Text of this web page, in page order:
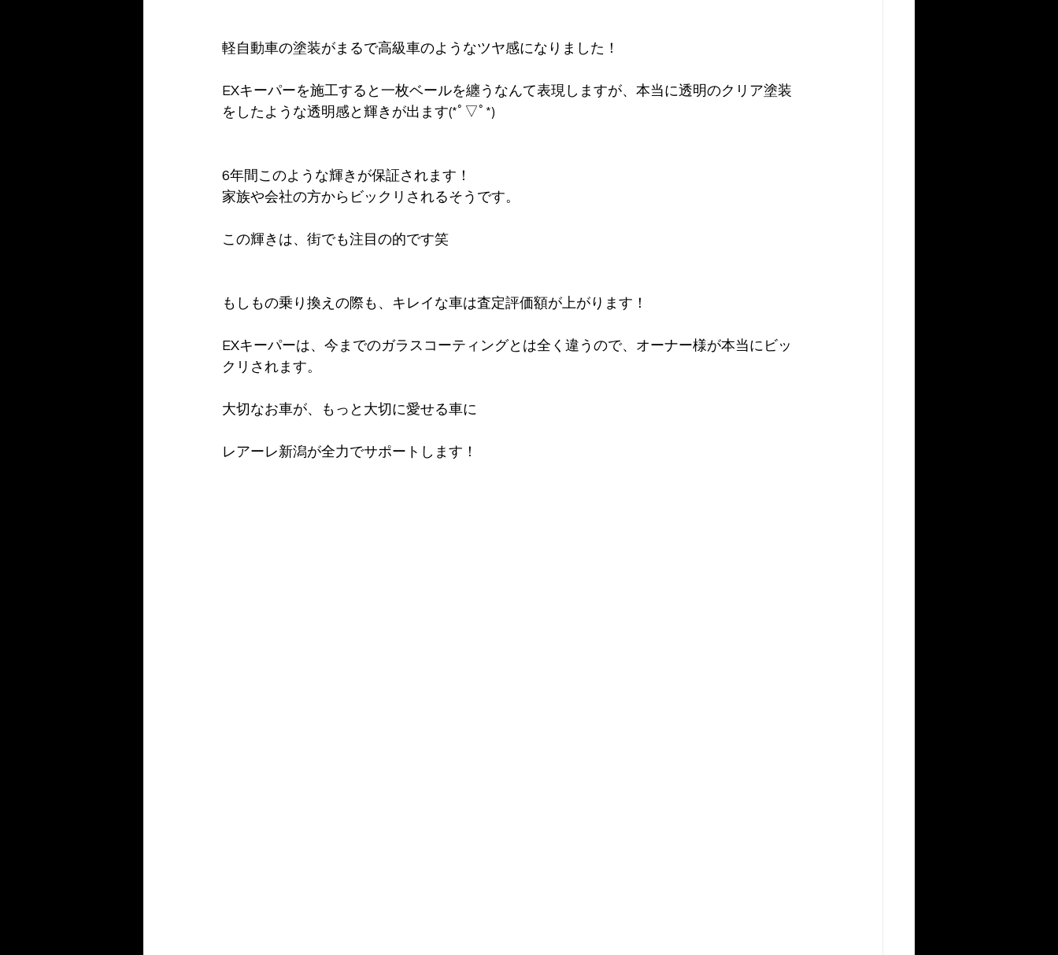
軽自動車の塗装がまるで高級車のようなツヤ感になりました！
EXキーパーを施工すると一枚ベールを纏うなんて表現しますが、本当に透明のクリア塗装
をしたような透明感と輝きが出ます(*ﾟ▽ﾟ*)
6年間このような輝きが保証されます！
家族や会社の方からビックリされるそうです。
この輝きは、街でも注目の的です笑
もしもの乗り換えの際も、キレイな車は査定評価額が上がります！
EXキーパーは、今までのガラスコーティングとは全く違うので、オーナー様が本当にビッ
クリされます。
大切なお車が、もっと大切に愛せる車に
レアーレ新潟が全力でサポートします！